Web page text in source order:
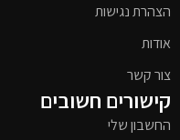
הצהרת נגישות
אודות
צור קשר
קישורים חשובים
החשבון שלי